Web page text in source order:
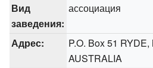
Вид
заведения:
ассоциация
Адрес:
P.O. Box 51
AUSTRALIA